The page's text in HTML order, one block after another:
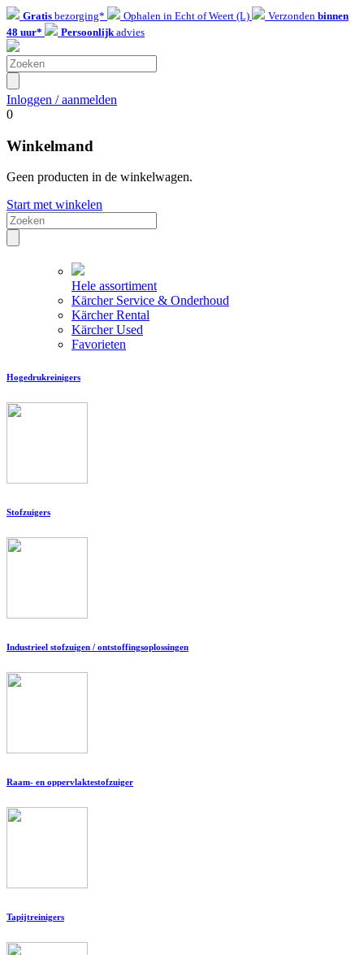
Gratis bezorging* Ophalen in Echt of Weert (L) Verzonden binnen
48 uur*
Persoonlijkadvies
Inloggen / aanmelden
0
Winkelmand
Geen producten in de winkelwagen.
Start met winkelen
Hele assortiment
Kärcher Service & Onderhoud
Kärcher Rental
Kärcher Used
Favorieten
Hogedrukreinigers
Stofzuigers
Industrieel stofzuigen / ontstoffingsoplossingen
Raam- en oppervlaktestofzuiger
Tapijtreinigers